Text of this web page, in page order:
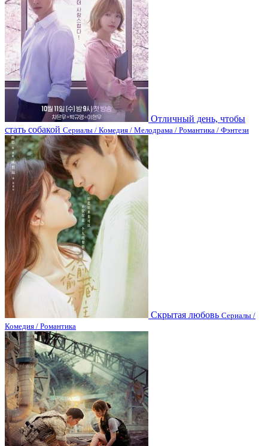
Отличный день, чтобы
стать собакой Сериалы / Комедия / Мелодрама / Романтика / Фэнтези
Скрытая любовь Сериалы /
Комедия / Романтика